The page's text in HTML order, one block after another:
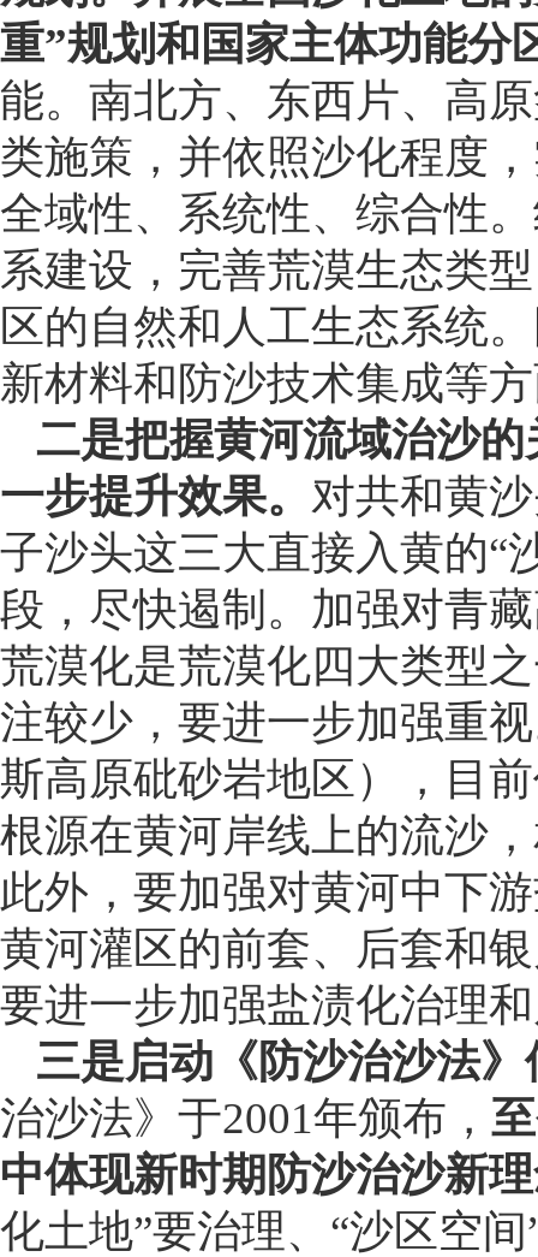
重”规划和国家主体功能分
能。南北方、东西片、高
类施策，并依照沙化程度
全域性、系统性、综合性
系建设，完善荒漠生态类
区的自然和人工生态系统
新材料和防沙技术集成等
二是把握黄河流域治沙
一步提升效果。 对共和黄
子沙头这三大直接入黄的“
段，尽快遏制。加强对青
荒漠化是荒漠化四大类型
注较少，要进一步加强重
斯高原砒砂岩地区），目
根源在黄河岸线上的流沙
此外，要加强对黄河中下
黄河灌区的前套、后套和
要进一步加强盐渍化治理
三是启动《防沙治沙法
治沙法》于2001年颁布，
中体现新时期防沙治沙新
化土地”要治理、“沙区空